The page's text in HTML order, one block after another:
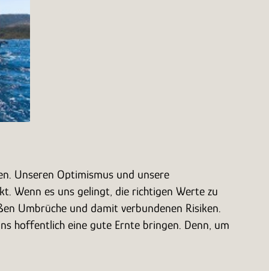
Unseren Optimismus und unsere
Wenn es uns gelingt, die richtigen Werte zu
Umbrüche und damit verbundenen Risiken.
hoffentlich eine gute Ernte bringen. Denn, um